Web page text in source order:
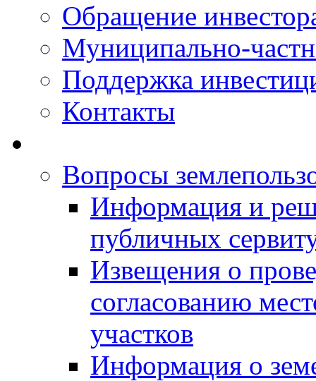
Обращение
Муниципально-
Поддержка
Контакты
Вопросы
Информация и
публичных
Извещения о
согласованию
участков
Информация о